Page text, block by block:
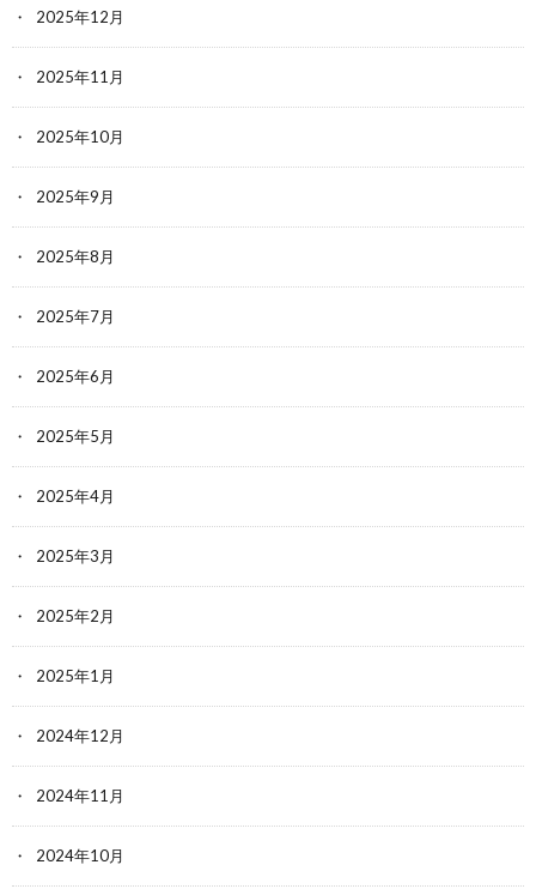
2025年12月
2025年11月
2025年10月
2025年9月
2025年8月
2025年7月
2025年6月
2025年5月
2025年4月
2025年3月
2025年2月
2025年1月
2024年12月
2024年11月
2024年10月